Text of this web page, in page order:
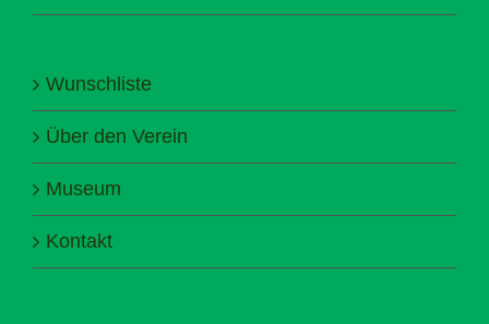
Wunschliste
Über den Verein
Museum
Kontakt